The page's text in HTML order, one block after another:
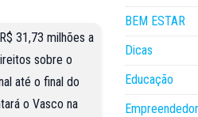
31,73 milhões a
sobre o
até o final do
o Vasco na
BEM ESTAR
Dicas
Educação